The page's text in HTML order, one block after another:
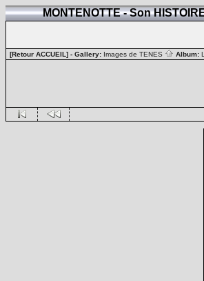
MONTENOTTE - Son
[Retour ACCUEIL] - Gallery: Images de TENES Album: